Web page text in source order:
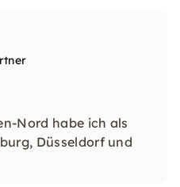
Nord habe ich als
Düsseldorf und